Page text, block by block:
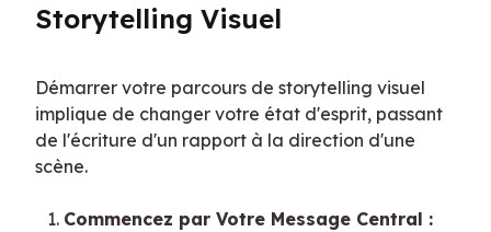
Storytelling Visuel
Démarrer votre parcours de storytelling visuel
implique de changer votre état d'esprit, passant
de l'écriture d'un rapport à la direction d'une
scène.
Commencez par Votre Message Central :